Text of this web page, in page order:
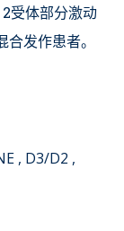
受体部分激动
发作患者。
D3/D2